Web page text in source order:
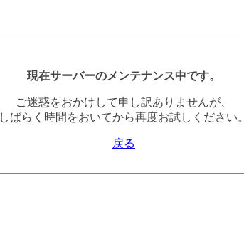
現在サーバーのメンテナンス中です。
ご迷惑をおかけして申し訳ありませんが、
しばらく時間をおいてから再度お試しください。
戻る